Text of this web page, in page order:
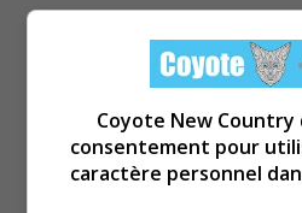
Coyote New
consentement pour
caractère personnel